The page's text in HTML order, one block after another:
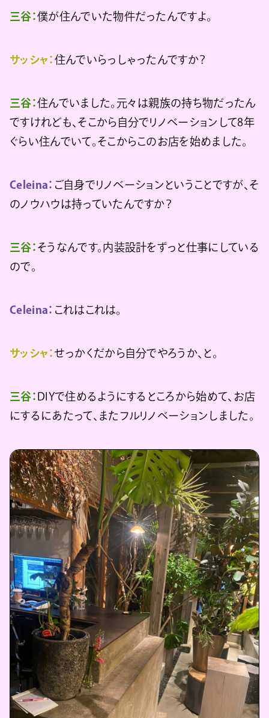
三谷：僕が住んでいた物件だったんですよ。
サッシャ： 住んでいらっしゃったんですか？
三谷：住んでいました。元々は親族の持ち物だったん
ですけれども、そこから自分でリノベーションして8年
ぐらい住んでいて。そこからこのお店を始めました。
Celeina： ご自身でリノベーションということですが、そ
のノウハウは持っていたんですか？
三谷： そうなんです。内装設計をずっと仕事にしている
ので。
Celeina： これはこれは。
サッシャ： せっかくだから自分でやろうか、と。
三谷： DIYで住めるようにするところから始めて、お店
にするにあたって、またフルリノベーションしました。